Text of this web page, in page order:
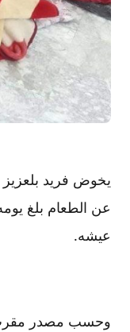
يخوض فريد بلعزيز
عن الطعام بلغ
عيشه.
وحسب مصدر مقرب